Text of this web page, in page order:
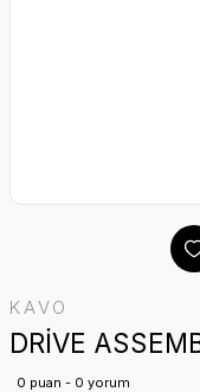
KAVO
DRİVE
0 puan - 0 yorum